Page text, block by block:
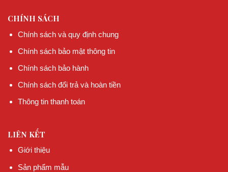
CHÍNH SÁCH
Chính sách và quy định chung
Chính sách bảo mật thông tin
Chính sách bảo hành
Chính sách đổi trả và hoàn tiền
Thông tin thanh toán
LIÊN KẾT
Giới thiệu
Sản phẩm mẫu